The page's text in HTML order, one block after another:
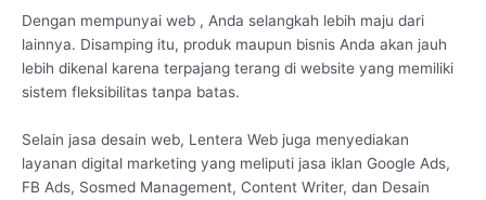
Dengan mempunyai web , Anda selangkah lebih maju dari
lainnya. Disamping itu, produk maupun bisnis Anda akan jauh
lebih dikenal karena terpajang terang di website yang memiliki
sistem fleksibilitas tanpa batas.
Selain jasa desain web, Lentera Web juga menyediakan
layanan digital marketing yang meliputi jasa iklan Google Ads,
FB Ads, Sosmed Management, Content Writer, dan Desain